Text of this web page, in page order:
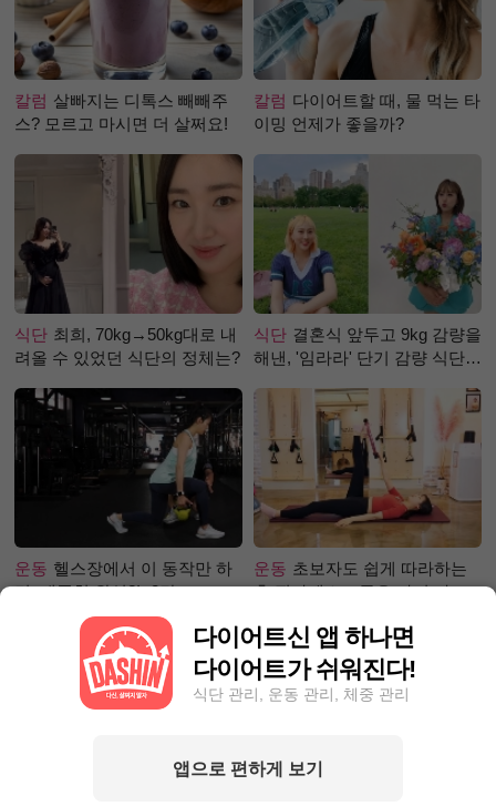
칼럼 살빠지는 디톡스 빼빼주
스? 모르고 마시면 더 살쩌요!
칼럼 다이어트할 때, 물 먹는 타
이밍 언제가 좋을까?
식단 최희, 70kg→50kg대로 내
려올 수 있었던 식단의 정체는?
식단 결혼식 앞두고 9kg 감량을
해낸, '임라라' 단기 감량 식단
운동 헬스장에서 이 동작만 하
면, 애플힙 완성?! -2탄-
운동 초보자도 쉽게 따라하는
홈 필라테스 – 곧은 다리 라인
다이어트신 앱 하나면
다이어트가 쉬워진다!
식단 관리, 운동 관리, 체중 관리
앱으로 편하게 보기